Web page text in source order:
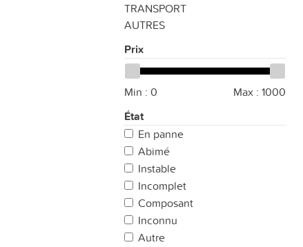
TRANSPORT
AUTRES
Prix
Min : 0 Max : 1000
État
En panne
Abimé
Instable
Incomplet
Composant
Inconnu
Autre